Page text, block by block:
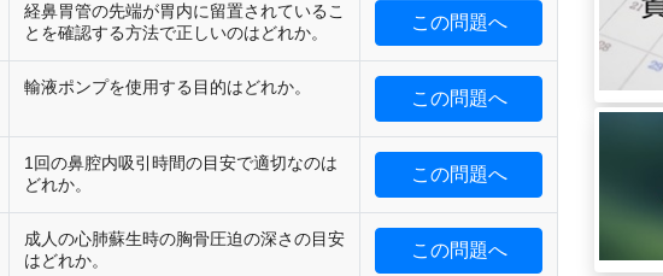
経鼻胃管の先端が胃内に留置されているこ
とを確認する方法で正しいのはどれか。
この問題へ
輸液ポンプを使用する目的はどれか。
この問題へ
1回の鼻腔内吸引時間の目安で適切なのは
どれか。
この問題へ
成人の心肺蘇生時の胸骨圧迫の深さの目安
はどれか。
この問題へ